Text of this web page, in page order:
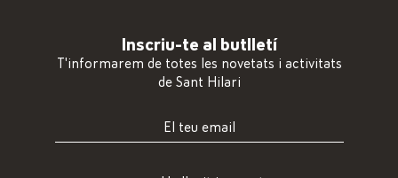
Inscriu-te al butlletí
T'informarem de totes les novetats i activitats
de Sant Hilari